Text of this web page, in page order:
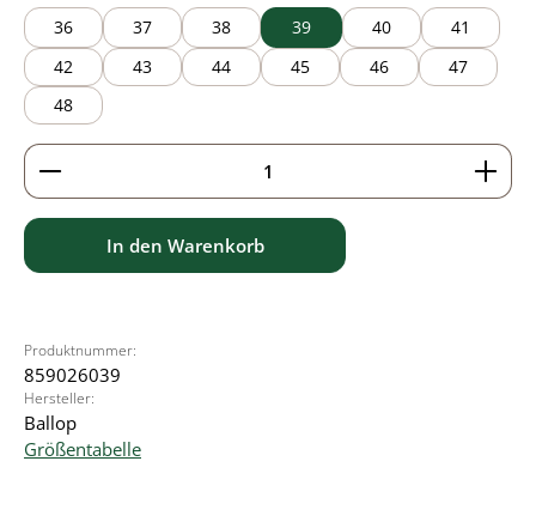
36 37 38 39 40
41
42
43 44 45 46
47
48
Produkt Anzahl: Gib den gewünschten Wert ein
In den Warenkorb
Produktnummer:
859026039
Hersteller:
Ballop
Größentabelle